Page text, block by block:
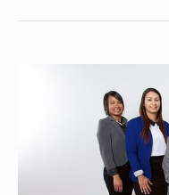
personeelswerving…